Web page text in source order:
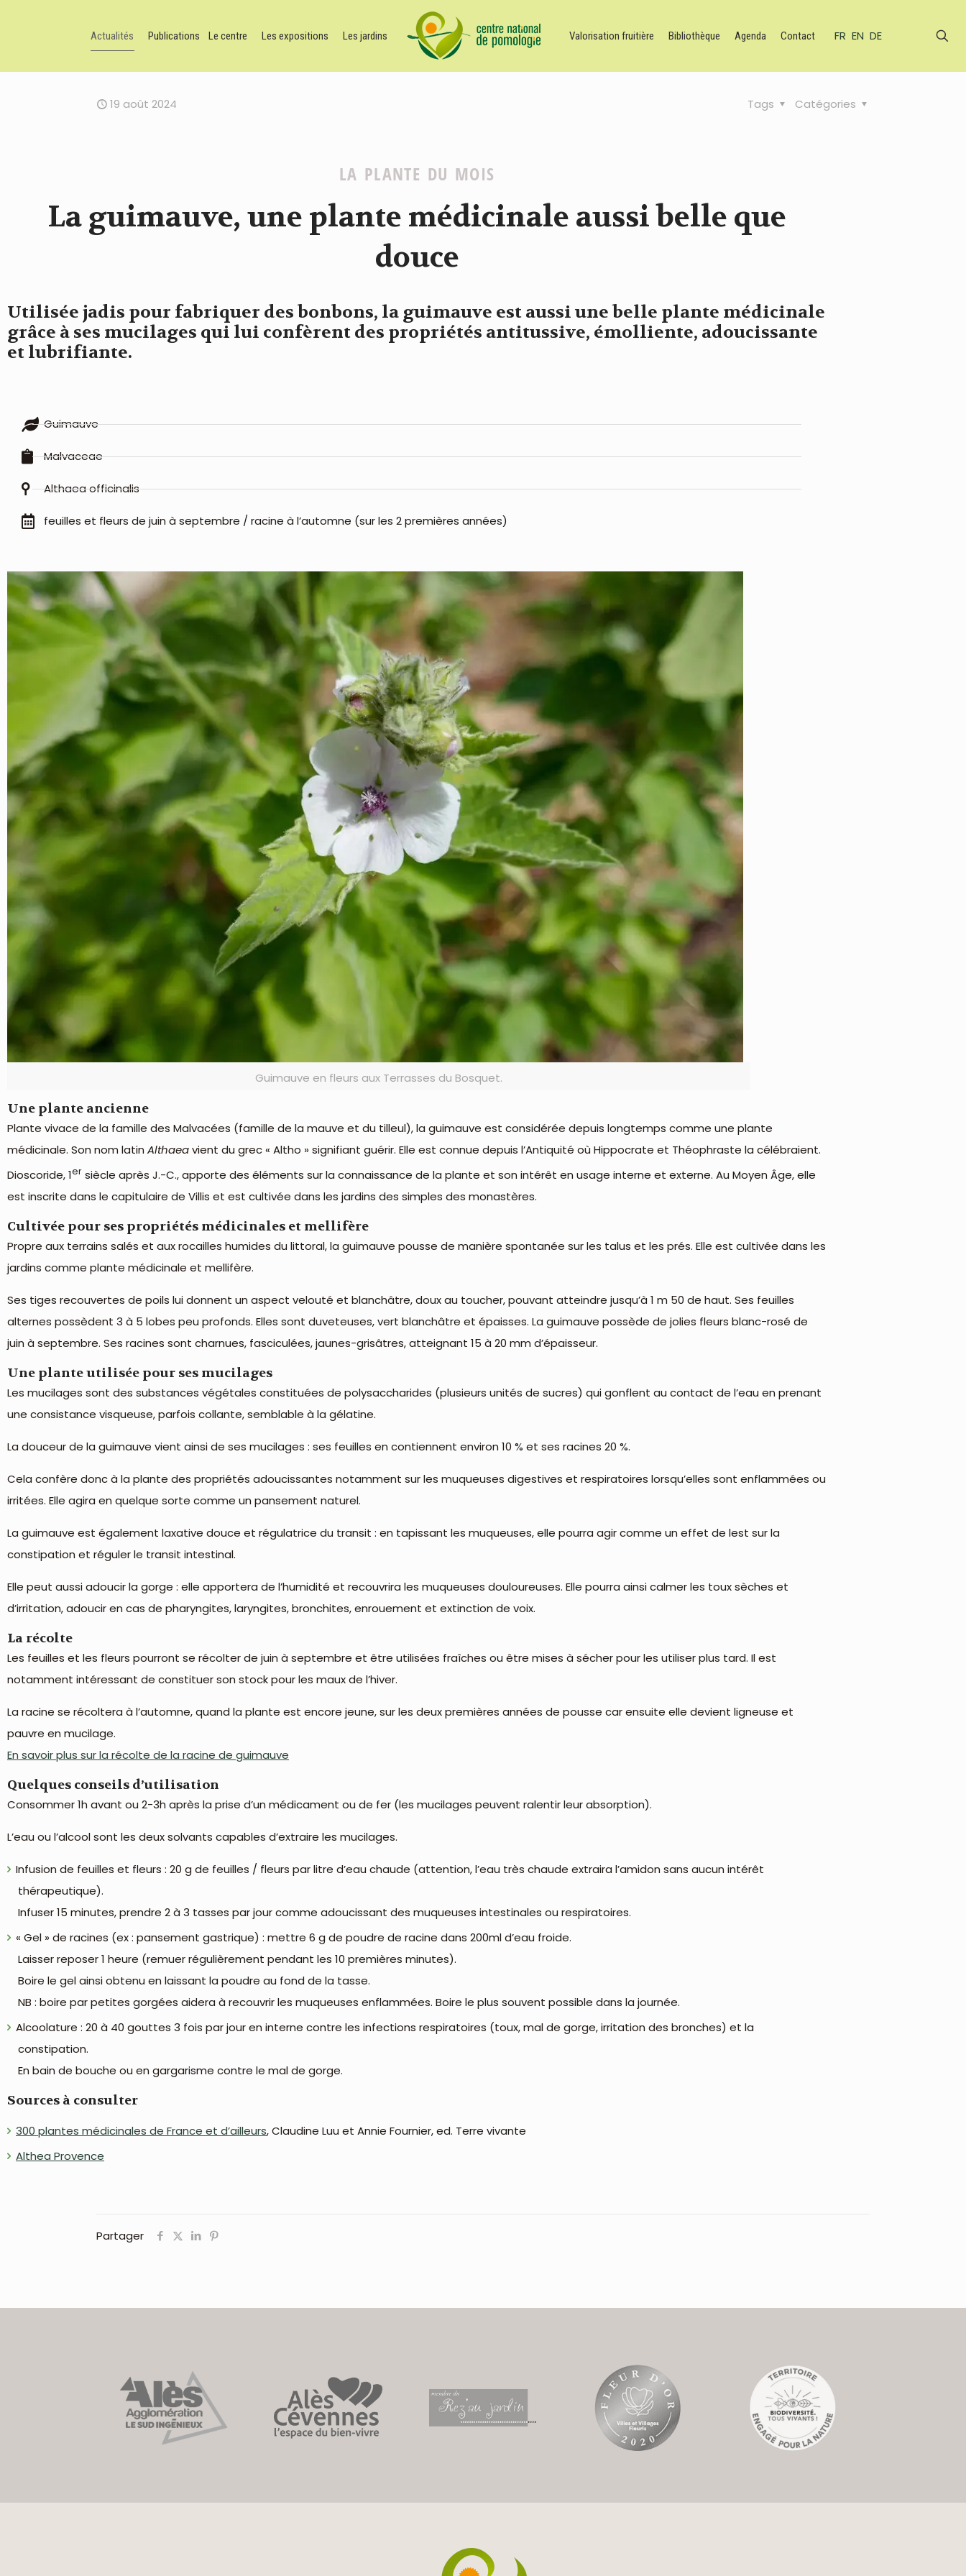
Actualités Publications Le centre Les expositions Les jardins Valorisation fruitière Bibliothèque Agenda Contact FR EN DE
19 août 2024 Catégories
Tags
LA PLANTE DU MOIS
La guimauve, une plante médicinale aussi belle que
douce
Utilisée jadis pour fabriquer des bonbons, la guimauve est aussi une belle plante médicinale
grâce à ses mucilages qui lui confèrent des propriétés antitussive, émolliente, adoucissante
et lubrifiante.
Guimauve
Malvaceae
Althaea officinalis
feuilles et fleurs de juin à septembre / racine à l’automne (sur les 2 premières années)
Guimauve en fleurs aux Terrasses du Bosquet.
Une plante ancienne
Plante vivace de la famille des Malvacées (famille de la mauve et du tilleul), la guimauve est considérée depuis longtemps comme une plante
médicinale. Son nom latin Althaeavient du grec « Altho » signifiant guérir. Elle est connue depuis l’Antiquité où Hippocrate et Théophraste la célébraient.
Dioscoride, 1er siècle après J.-C., apporte des éléments sur la connaissance de la plante et son intérêt en usage interne et externe. Au Moyen Âge, elle
est inscrite dans le capitulaire de Villis et est cultivée dans les jardins des simples des monastères.
Cultivée pour ses propriétés médicinales et mellifère
Propre aux terrains salés et aux rocailles humides du littoral, la guimauve pousse de manière spontanée sur les talus et les prés. Elle est cultivée dans les
jardins comme plante médicinale et mellifère.
Ses tiges recouvertes de poils lui donnent un aspect velouté et blanchâtre, doux au toucher, pouvant atteindre jusqu’à 1 m 50 de haut. Ses feuilles
alternes possèdent 3 à 5 lobes peu profonds. Elles sont duveteuses, vert blanchâtre et épaisses. La guimauve possède de jolies fleurs blanc-rosé de
juin à septembre. Ses racines sont charnues, fasciculées, jaunes-grisâtres, atteignant 15 à 20 mm d’épaisseur.
Une plante utilisée pour ses mucilages
Les mucilages sont des substances végétales constituées de polysaccharides (plusieurs unités de sucres) qui gonflent au contact de l’eau en prenant
une consistance visqueuse, parfois collante, semblable à la gélatine.
La douceur de la guimauve vient ainsi de ses mucilages : ses feuilles en contiennent environ 10 % et ses racines 20 %.
Cela confère donc à la plante des propriétés adoucissantes notamment sur les muqueuses digestives et respiratoires lorsqu’elles sont enflammées ou
irritées. Elle agira en quelque sorte comme un pansement naturel.
La guimauve est également laxative douce et régulatrice du transit : en tapissant les muqueuses, elle pourra agir comme un effet de lest sur la
constipation et réguler le transit intestinal.
Elle peut aussi adoucir la gorge : elle apportera de l’humidité et recouvrira les muqueuses douloureuses. Elle pourra ainsi calmer les toux sèches et
d’irritation, adoucir en cas de pharyngites, laryngites, bronchites, enrouement et extinction de voix.
La récolte
Les feuilles et les fleurs pourront se récolter de juin à septembre et être utilisées fraîches ou être mises à sécher pour les utiliser plus tard. Il est
notamment intéressant de constituer son stock pour les maux de l’hiver.
La racine se récoltera à l’automne, quand la plante est encore jeune, sur les deux premières années de pousse car ensuite elle devient ligneuse et
pauvre en mucilage.
En savoir plus sur la récolte de la racine de guimauve
Quelques conseils d’utilisation
Consommer 1h avant ou 2-3h après la prise d’un médicament ou de fer (les mucilages peuvent ralentir leur absorption).
L’eau ou l’alcool sont les deux solvants capables d’extraire les mucilages.
Infusion de feuilles et fleurs : 20 g de feuilles / fleurs par litre d’eau chaude (attention, l’eau très chaude extraira l’amidon sans aucun intérêt
thérapeutique).
Infuser 15 minutes, prendre 2 à 3 tasses par jour comme adoucissant des muqueuses intestinales ou respiratoires.
« Gel » de racines (ex : pansement gastrique) : mettre 6 g de poudre de racine dans 200ml d’eau froide.
Laisser reposer 1 heure (remuer régulièrement pendant les 10 premières minutes).
Boire le gel ainsi obtenu en laissant la poudre au fond de la tasse.
NB : boire par petites gorgées aidera à recouvrir les muqueuses enflammées. Boire le plus souvent possible dans la journée.
Alcoolature : 20 à 40 gouttes 3 fois par jour en interne contre les infections respiratoires (toux, mal de gorge, irritation des bronches) et la
constipation.
En bain de bouche ou en gargarisme contre le mal de gorge.
Sources à consulter
300 plantes médicinales de France et d’ailleurs, Claudine Luu et Annie Fournier, ed. Terre vivante
Althea Provence
Partager